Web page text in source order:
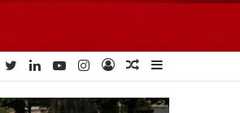
lateral
Publicación
al
Acceso
Instagram
YouTube
LinkedIn
Twitter
Facebook